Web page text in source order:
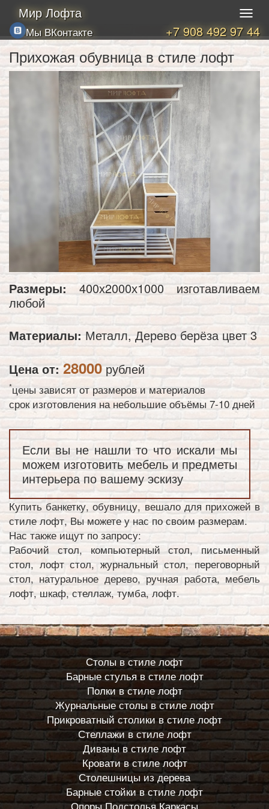
Мир Лофта
+7 908 492 97 44
Мы ВКонтакте
Прихожая обувница в стиле лофт
Размеры: 400х2000х1000 изготавливаем
любой
Материалы:Металл, Дерево берёза цвет 3
Цена от: 28000рублей
*цены зависят от размеров и материалов
срок изготовления на небольшие объёмы 7-10 дней
Если вы не нашли то что искали мы
можем изготовить мебель и предметы
интерьера по вашему эскизу
Купить банкетку, обувницу, вешало для прихожей в
стиле лофт, Вы можете у нас по своим размерам.
Нас также ищут по запросу:
Рабочий стол, компьютерный стол, письменный
стол, лофт стол, журнальный стол, переговорный
стол, натуральное дерево, ручная работа, мебель
лофт, шкаф, стеллаж, тумба, лофт.
Столы в стиле лофт
Барные стулья в стиле лофт
Полки в стиле лофт
Журнальные столы в стиле лофт
Прикроватный столики в стиле лофт
Стеллажи в стиле лофт
Диваны в стиле лофт
Кровати в стиле лофт
Столешницы из дерева
Барные стойки в стиле лофт
Опоры Подстолья Каркасы